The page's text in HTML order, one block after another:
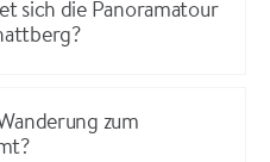
sich die Panoramatour
zum